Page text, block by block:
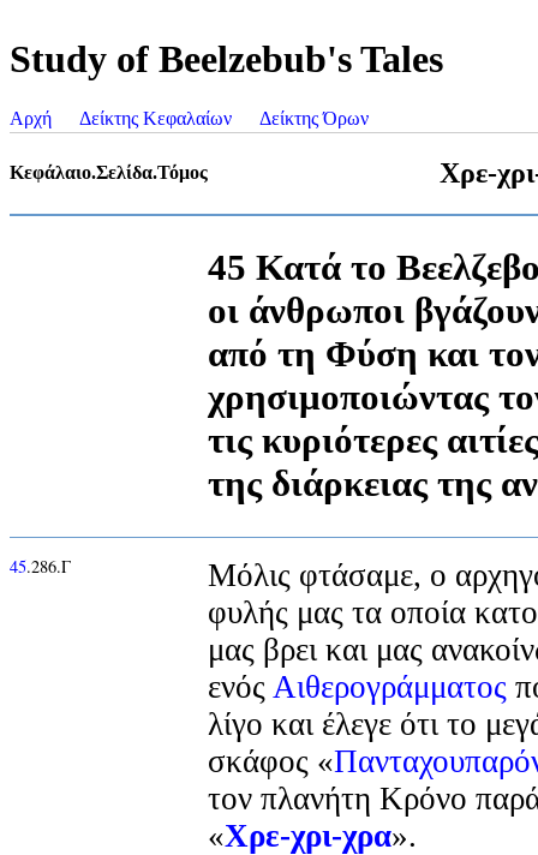
Study of Beelzebub's Tales
Αρχή Δείκτης Κεφαλαίων Δείκτης Όρων
Κεφάλαιο.Σελίδα.Τόμος Χρε-
45 Κατά το
οι άνθρωποι
από τη Φύση και
χρησιμοποιώντας
τις κυριότερες
της διάρκειας της
45.286.Γ
Μόλις φτάσαμε, ο
φυλής μας τα οποία
μας βρει και μας
ενός Αιθερογράμματος
λίγο και έλεγε ότι το
σκάφος «
τον πλανήτη Κρόνο
«Χρε-χρι-χρα».